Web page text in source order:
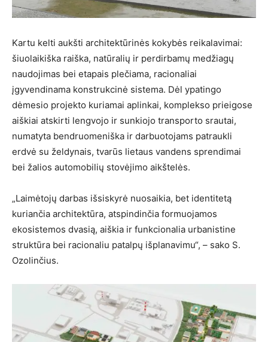
Kartu kelti aukšti architektūrinės kokybės reikalavimai:
šiuolaikiška raiška, natūralių ir perdirbamų medžiagų
naudojimas bei etapais plečiama, racionaliai
įgyvendinama konstrukcinė sistema. Dėl ypatingo
dėmesio projekto kuriamai aplinkai, komplekso prieigose
aiškiai atskirti lengvojo ir sunkiojo transporto srautai,
numatyta bendruomeniška ir darbuotojams patraukli
erdvė su želdynais, tvarūs lietaus vandens sprendimai
bei žalios automobilių stovėjimo aikštelės.
„Laimėtojų darbas išsiskyrė nuosaikia, bet identitetą
kuriančia architektūra, atspindinčia formuojamos
ekosistemos dvasią, aiškia ir funkcionalia urbanistine
struktūra bei racionaliu patalpų išplanavimu“, – sako S.
Ozolinčius.